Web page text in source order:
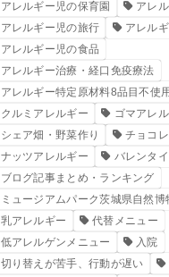
アレルギー児の保育園
アレ
アレルギー児の旅行
アレル
アレルギー児の食品
アレルギー治療・経口免疫療法
アレルギー特定原材料8品目不使用
クルミアレルギー
ゴマアレ
シェア畑・野菜作り
チョコ
ナッツアレルギー
バレンタ
ブログ記事まとめ・ランキング
ミュージアムパーク茨城県自然博
乳アレルギー
代替メニュー
低アレルゲンメニュー
入院
切り替えが苦手、行動が遅い